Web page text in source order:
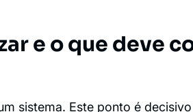
e o que deve
sistema. Este ponto é